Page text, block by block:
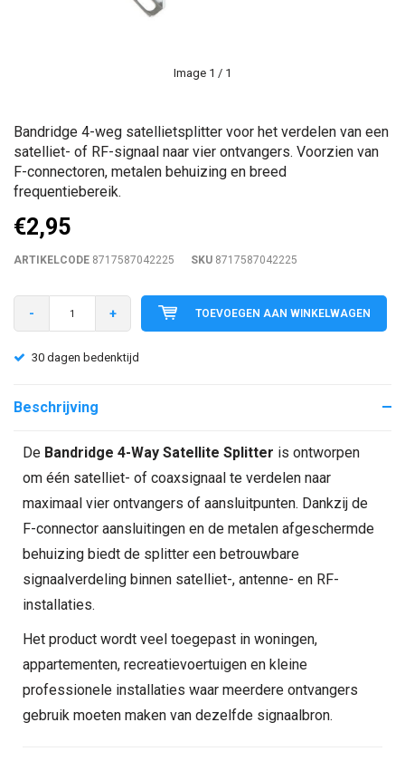
Image 1 / 1
Bandridge 4-weg satellietsplitter voor het verdelen van een
satelliet- of RF-signaal naar vier ontvangers. Voorzien van
F-connectoren, metalen behuizing en breed
frequentiebereik.
€2,95
ARTIKELCODE 8717587042225 SKU 8717587042225
- + TOEVOEGEN AAN WINKELWAGEN
30 dagen bedenktijd
Beschrijving
De Bandridge 4-Way Satellite Splitter is ontworpen
om één satelliet- of coaxsignaal te verdelen naar
maximaal vier ontvangers of aansluitpunten. Dankzij de
F-connector aansluitingen en de metalen afgeschermde
behuizing biedt de splitter een betrouwbare
signaalverdeling binnen satelliet-, antenne- en RF-
installaties.
Het product wordt veel toegepast in woningen,
appartementen, recreatievoertuigen en kleine
professionele installaties waar meerdere ontvangers
gebruik moeten maken van dezelfde signaalbron.